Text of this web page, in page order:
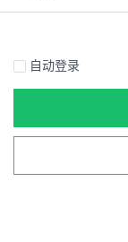
自动登录